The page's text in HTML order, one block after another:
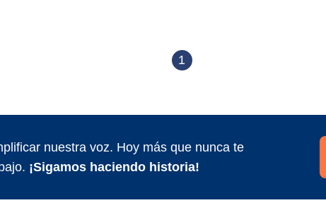
1
nuestra voz. Hoy más que nunca te
¡Sigamos haciendo historia!